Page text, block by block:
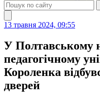
13 травня 2024, 09:55
У Полтавському
педагогічному
Короленка
дверей